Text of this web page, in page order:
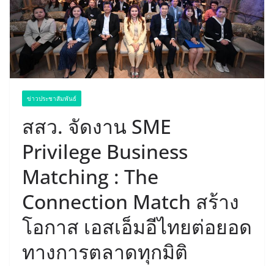
ข่าวประชาสัมพันธ์
สสว. จัดงาน SME
Privilege Business
Matching : The
Connection Match สร้าง
โอกาส เอสเอ็มอีไทยต่อยอด
ทางการตลาดทุกมิติ